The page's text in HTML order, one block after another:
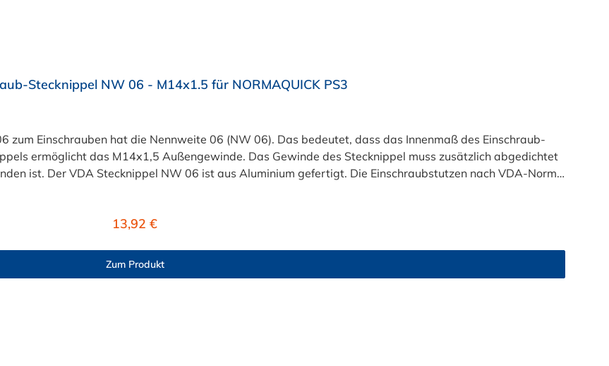
Stecknippel NW 06 - M14x1.5 für NORMAQUICK PS3
zum Einschrauben hat die Nennweite 06 (NW 06). Das bedeutet, dass das Innenmaß des Einschraub-
ermöglicht das M14x1,5 Außengewinde. Das Gewinde des Stecknippel muss zusätzlich abgedichtet
ist. Der VDA Stecknippel NW 06 ist aus Aluminium gefertigt. Die Einschraubstutzen nach VDA-Norm
Leitung wird ein Einschraubnippel (z.B. für Gewindeanschluss am Kühler) oder ggf. auch
Regulärer Preis:
13,92 €
Zum Produkt